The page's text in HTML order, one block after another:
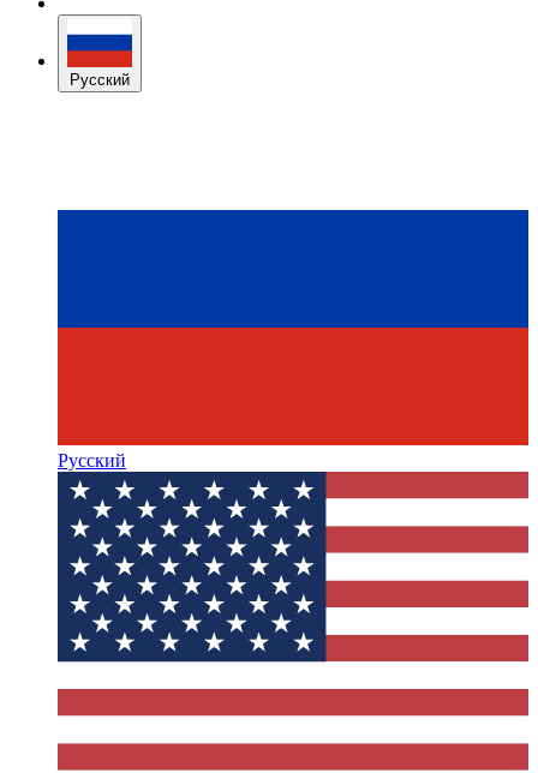
Русский
Русский